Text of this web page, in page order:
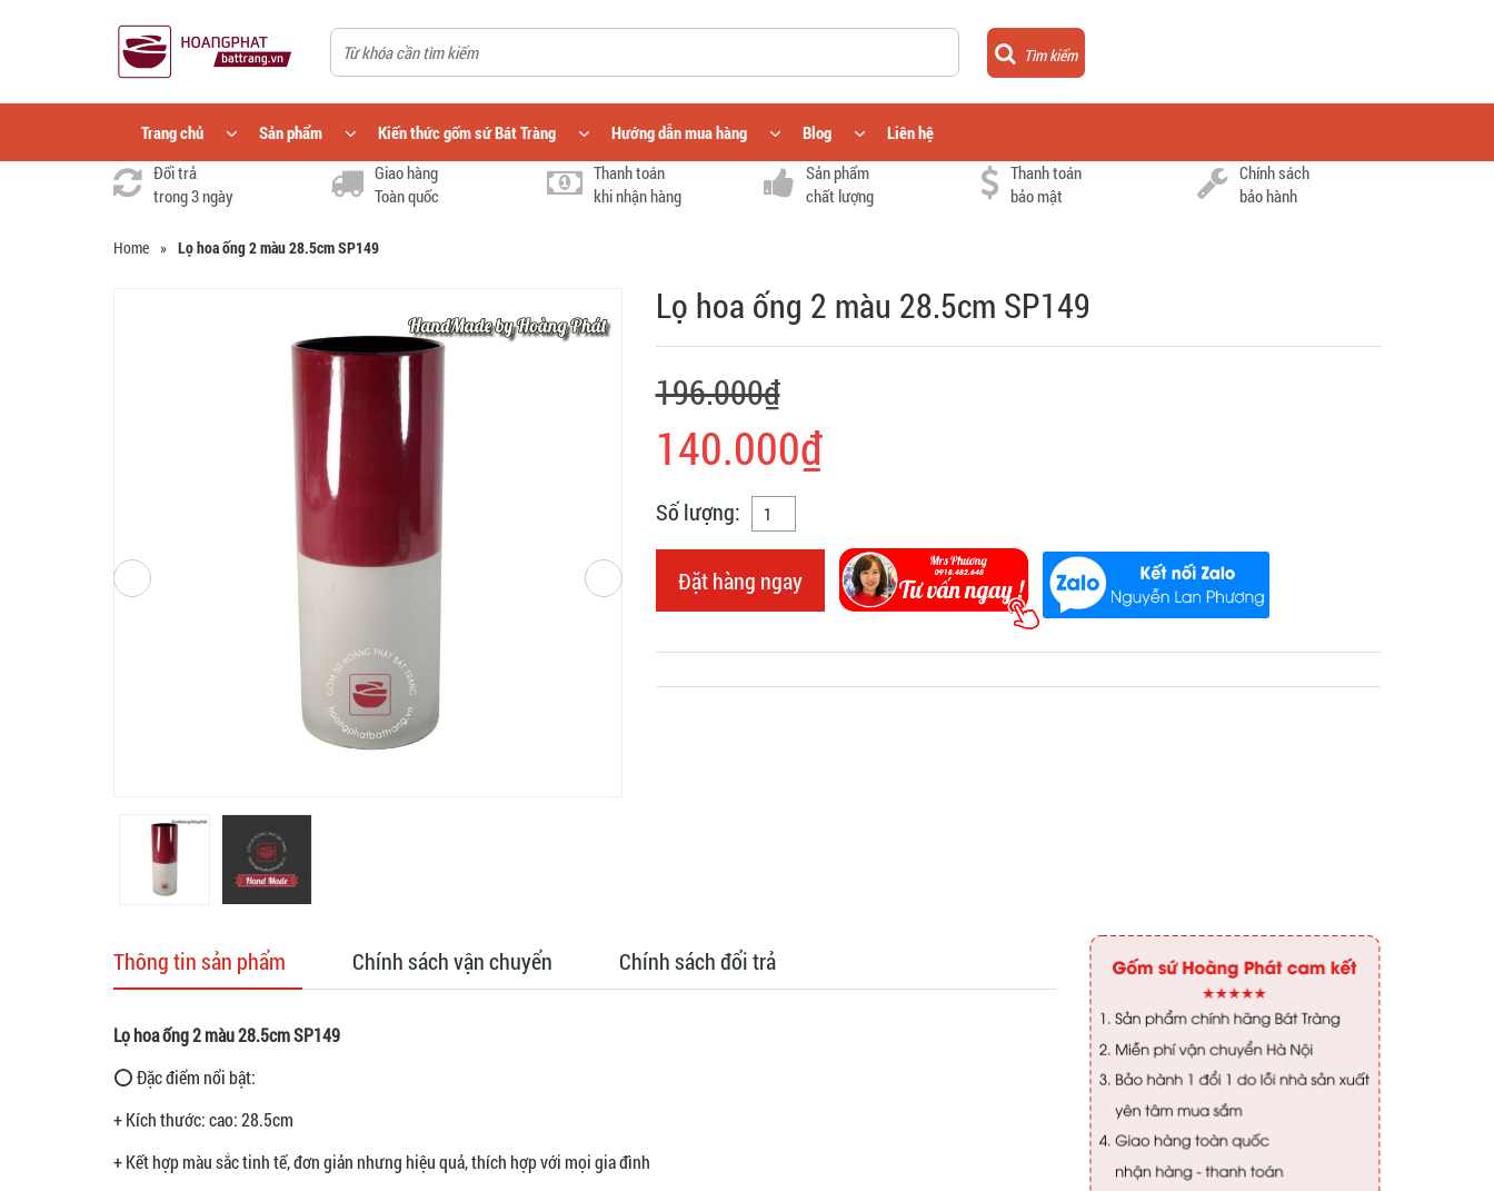
Tìm kiếm
Trang chủ Sản phẩm Kiến thức gốm sứ Bát Tràng Hướng dẫn mua hàng Blog
Liên hệ
Đổi trả
trong 3 ngày
Giao hàng
Toàn quốc
Thanh toán
khi nhận hàng
Sản phẩm
chất lượng
Thanh toán
bảo mật
Chính sách
bảo hành
Home » Lọ hoa ống 2 màu 28.5cm SP149
Lọ hoa ống 2 màu 28.5cm SP149
196.000₫
140.000₫
Số lượng:
Đặt hàng ngay
Thông tin sản phẩm Chính sách vận chuyển Chính sách đổi trả
Lọ hoa ống 2 màu 28.5cm SP149
⭕ Đặc điểm nổi bật:
+ Kích thước: cao: 28.5cm
+ Kết hợp màu sắc tinh tế, đơn giản nhưng hiệu quả, thích hợp với mọi gia đình